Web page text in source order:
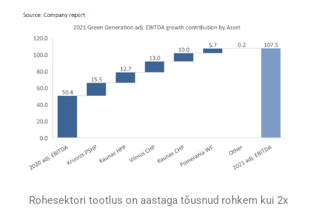
Rohesektori tootlus on aastaga tõusnud rohkem kui 2x